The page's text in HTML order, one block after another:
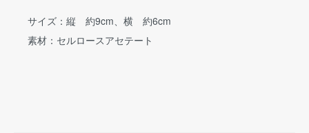
サイズ：縦 約9cm、横 約6cm
素材：セルロースアセテート